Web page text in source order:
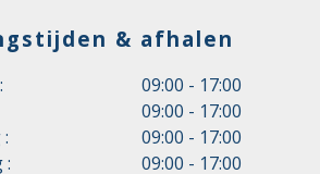
& afhalen
09:00 - 17:00
09:00 - 17:00
09:00 - 17:00
:
09:00 - 17:00